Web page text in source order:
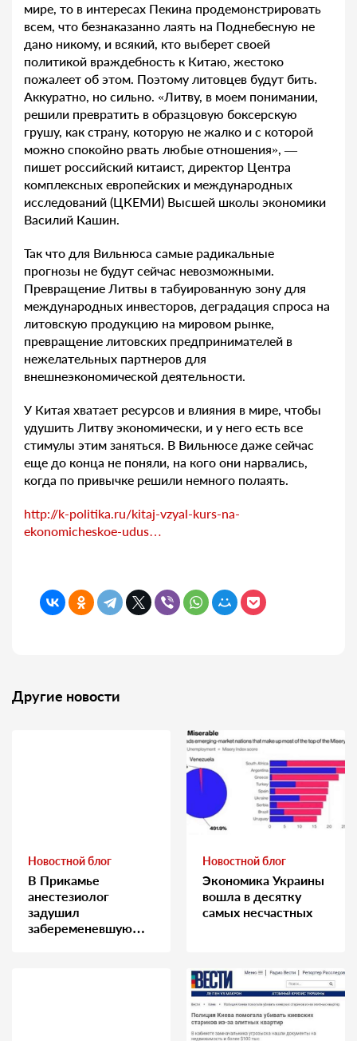
мире, то в интересах Пекина продемонстрировать
всем, что безнаказанно лаять на Поднебесную не
дано никому, и всякий, кто выберет своей
политикой враждебность к Китаю, жестоко
пожалеет об этом. Поэтому литовцев будут бить.
Аккуратно, но сильно. «Литву, в моем понимании,
решили превратить в образцовую боксерскую
грушу, как страну, которую не жалко и с которой
можно спокойно рвать любые отношения», —
пишет российский китаист, директор Центра
комплексных европейских и международных
исследований (ЦКЕМИ) Высшей школы экономики
Василий Кашин.
Так что для Вильнюса самые радикальные
прогнозы не будут сейчас невозможными.
Превращение Литвы в табуированную зону для
международных инвесторов, деградация спроса на
литовскую продукцию на мировом рынке,
превращение литовских предпринимателей в
нежелательных партнеров для
внешнеэкономической деятельности.
У Китая хватает ресурсов и влияния в мире, чтобы
удушить Литву экономически, и у него есть все
стимулы этим заняться. В Вильнюсе даже сейчас
еще до конца не поняли, на кого они нарвались,
когда по привычке решили немного полаять.
http://k-politika.ru/kitaj-vzyal-kurs-na-
ekonomicheskoe-udus…
Другие новости
Новостной блог
В Прикамье
анестезиолог
задушил
забеременевшую
Новостной блог
Экономика Украины
вошла в десятку
самых несчастных